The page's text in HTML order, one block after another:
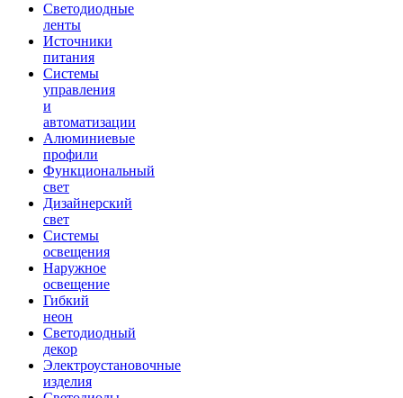
Светодиодные
ленты
Источники
питания
Системы
управления
и
автоматизации
Алюминиевые
профили
Функциональный
свет
Дизайнерский
свет
Системы
освещения
Наружное
освещение
Гибкий
неон
Светодиодный
декор
Электроустановочные
изделия